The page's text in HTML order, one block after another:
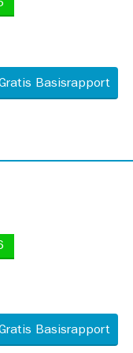
Basisrapport
Basisrapport